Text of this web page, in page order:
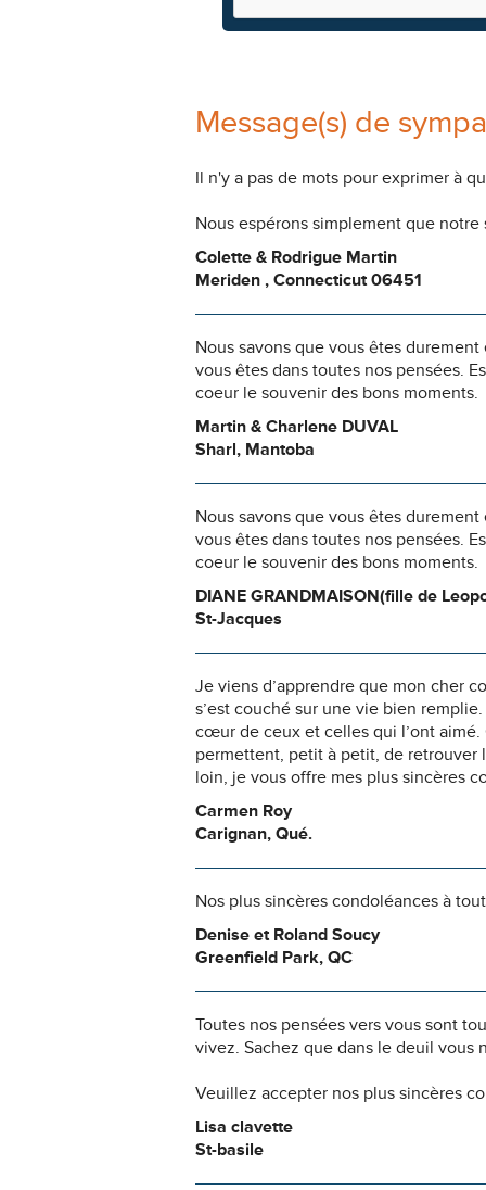
Message(s) de
Il n'y a pas de mots pour exprimer à
Nous espérons simplement que
Colette & Rodrigue Martin
Meriden , Connecticut 06451
Nous savons que vous êtes
vous êtes dans toutes nos pensées.
coeur le souvenir des bons moments.
Martin & Charlene DUVAL
Sharl, Mantoba
Nous savons que vous êtes
vous êtes dans toutes nos pensées.
coeur le souvenir des bons moments.
DIANE GRANDMAISON(fille de
St-Jacques
Je viens d’apprendre que mon cher
s’est couché sur une vie bien
cœur de ceux et celles qui l’ont
permettent, petit à petit, de retrouver
loin, je vous offre mes plus sincères
Carmen Roy
Carignan, Qué.
Nos plus sincères condoléances à
Denise et Roland Soucy
Greenfield Park, QC
Toutes nos pensées vers vous sont
vivez. Sachez que dans le deuil vous
Veuillez accepter nos plus sincères
Lisa clavette
St-basile